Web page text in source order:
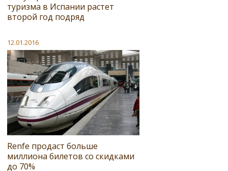
туризма в Испании растет
второй год подряд
12.01.2016
Renfe продаст больше
миллиона билетов со скидками
до 70%